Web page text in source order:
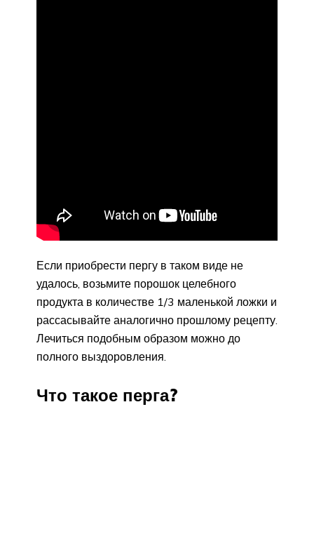
Если приобрести пергу в таком виде не
удалось, возьмите порошок целебного
продукта в количестве 1/3 маленькой ложки и
рассасывайте аналогично прошлому рецепту.
Лечиться подобным образом можно до
полного выздоровления.
Что такое перга?